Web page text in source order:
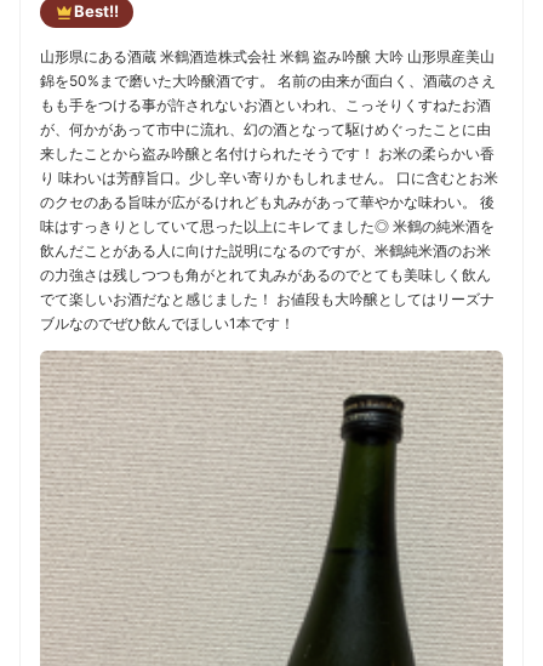
Best!!
山形県にある酒蔵 米鶴酒造株式会社 米鶴 盗み吟醸 大吟 山形県産美山
錦を50%まで磨いた大吟醸酒です。 名前の由来が面白く、酒蔵のさえ
もも手をつける事が許されないお酒といわれ、こっそりくすねたお酒
が、何かがあって市中に流れ、幻の酒となって駆けめぐったことに由
来したことから盗み吟醸と名付けられたそうです！ お米の柔らかい香
り 味わいは芳醇旨口。少し辛い寄りかもしれません。 口に含むとお米
のクセのある旨味が広がるけれども丸みがあって華やかな味わい。 後
味はすっきりとしていて思った以上にキレてました◎ 米鶴の純米酒を
飲んだことがある人に向けた説明になるのですが、米鶴純米酒のお米
の力強さは残しつつも角がとれて丸みがあるのでとても美味しく飲ん
でて楽しいお酒だなと感じました！ お値段も大吟醸としてはリーズナ
ブルなのでぜひ飲んでほしい1本です！